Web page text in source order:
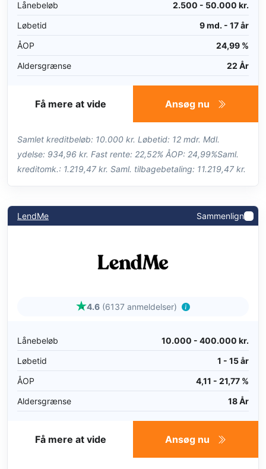
Lånebeløb
2.500 - 50.000 kr.
Løbetid
9 md. - 17 år
ÅOP
24,99 %
Aldersgrænse
22 År
Ansøg nu
Få mere at vide
Samlet kreditbeløb: 10.000 kr. Løbetid: 12 mdr. Mdl.
ydelse: 934,96 kr. Fast rente: 22,52% ÅOP: 24,99%Saml.
kreditomk.: 1.219,47 kr. Saml. tilbagebetaling: 11.219,47 kr.
LendMe Sammenlign
4.6 (6137 anmeldelser)
Lånebeløb
10.000 - 400.000 kr.
Løbetid
1 - 15 år
ÅOP
4,11 - 21,77 %
Aldersgrænse
18 År
Ansøg nu
Få mere at vide